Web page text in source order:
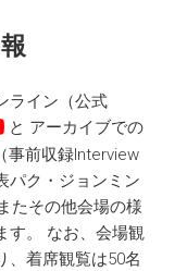
ライン（公式
と アーカイブでの
事前収録Interview
パク・ジョンミン
たその他会場の様
す。 なお、会場観
、着席観覧は50名